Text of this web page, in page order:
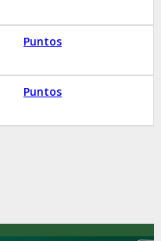
Puntos
Puntos